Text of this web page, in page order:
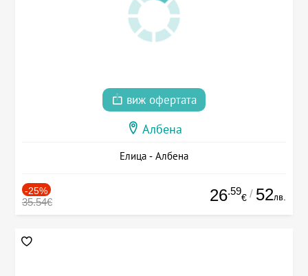
виж офертата
Албена
Елица - Албена
-25%
35.54€ 26.59
€ / 52лв.